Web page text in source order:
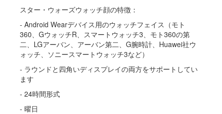
スター・ウォーズウォッチ顔の特徴：
- Android Wearデバイス用のウォッチフェイス（モト
360、GウォッチR、スマートウォッチ3、モト360の第
二、LGアーバン、アーバン第二、G腕時計、Huawei社ウ
ォッチ、ソニースマートウォッチ3など）
- ラウンドと四角いディスプレイの両方をサポートしてい
ます
- 24時間形式
- 曜日